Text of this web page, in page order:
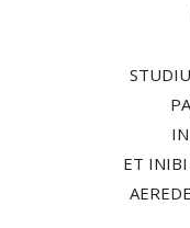
ET INIBI